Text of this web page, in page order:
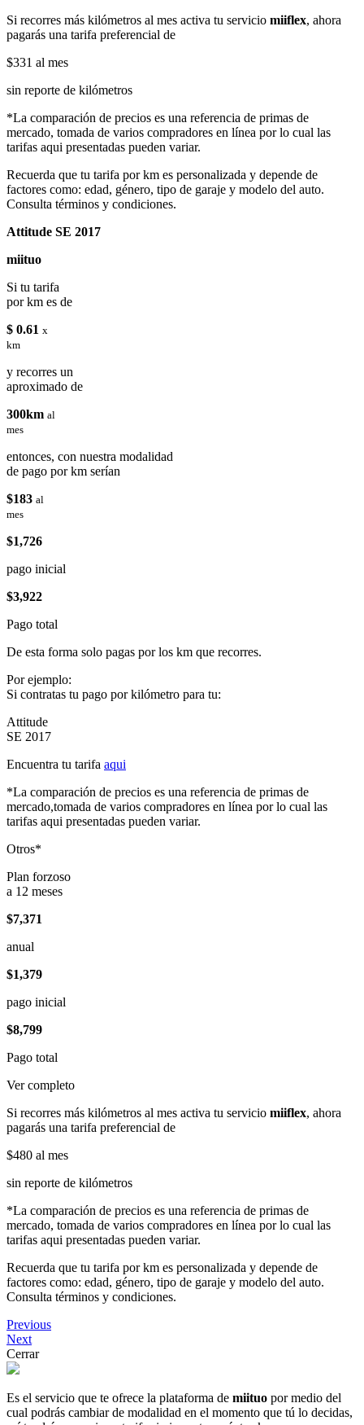
Si recorres más kilómetros al mes activa tu servicio miiflex, ahora
pagarás una tarifa preferencial de
$331 al mes
sin reporte de kilómetros
*La comparación de precios es una referencia de primas de
mercado, tomada de varios compradores en línea por lo cual las
tarifas aqui presentadas pueden variar.
Recuerda que tu tarifa por km es personalizada y depende de
factores como: edad, género, tipo de garaje y modelo del auto.
Consulta términos y condiciones.
Attitude SE 2017
miituo
Si tu tarifa
por km es de
$ 0.61 x
km
y recorres un
aproximado de
300km al
mes
entonces, con nuestra modalidad
de pago por km serían
$183 al
mes
$1,726
pago inicial
$3,922
Pago total
De esta forma solo pagas por los km que recorres.
Por ejemplo:
Si contratas tu pago por kilómetro para tu:
Attitude
SE 2017
Encuentra tu tarifa aqui
*La comparación de precios es una referencia de primas de
mercado,tomada de varios compradores en línea por lo cual las
tarifas aqui presentadas pueden variar.
Otros*
Plan forzoso
a 12 meses
$7,371
anual
$1,379
pago inicial
$8,799
Pago total
Ver completo
Si recorres más kilómetros al mes activa tu servicio miiflex, ahora
pagarás una tarifa preferencial de
$480 al mes
sin reporte de kilómetros
*La comparación de precios es una referencia de primas de
mercado, tomada de varios compradores en línea por lo cual las
tarifas aqui presentadas pueden variar.
Recuerda que tu tarifa por km es personalizada y depende de
factores como: edad, género, tipo de garaje y modelo del auto.
Consulta términos y condiciones.
Previous
Next
Cerrar
Es el servicio que te ofrece la plataforma de miituo por medio del
cual podrás cambiar de modalidad en el momento que tú lo decidas,